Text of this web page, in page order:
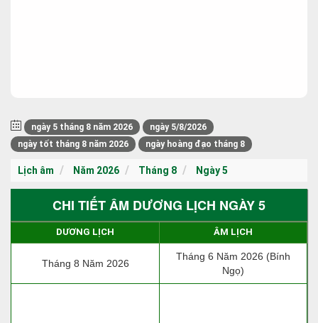
ngày 5 tháng 8 năm 2026
ngày 5/8/2026
ngày tốt tháng 8 năm 2026
ngày hoàng đạo tháng 8
Lịch âm Năm 2026 Tháng 8 Ngày 5
CHI TIẾT ÂM DƯƠNG LỊCH NGÀY 5
DƯƠNG LỊCH ÂM LỊCH
Tháng 8 Năm 2026
Tháng 6 Năm 2026 (Bính
Ngọ)